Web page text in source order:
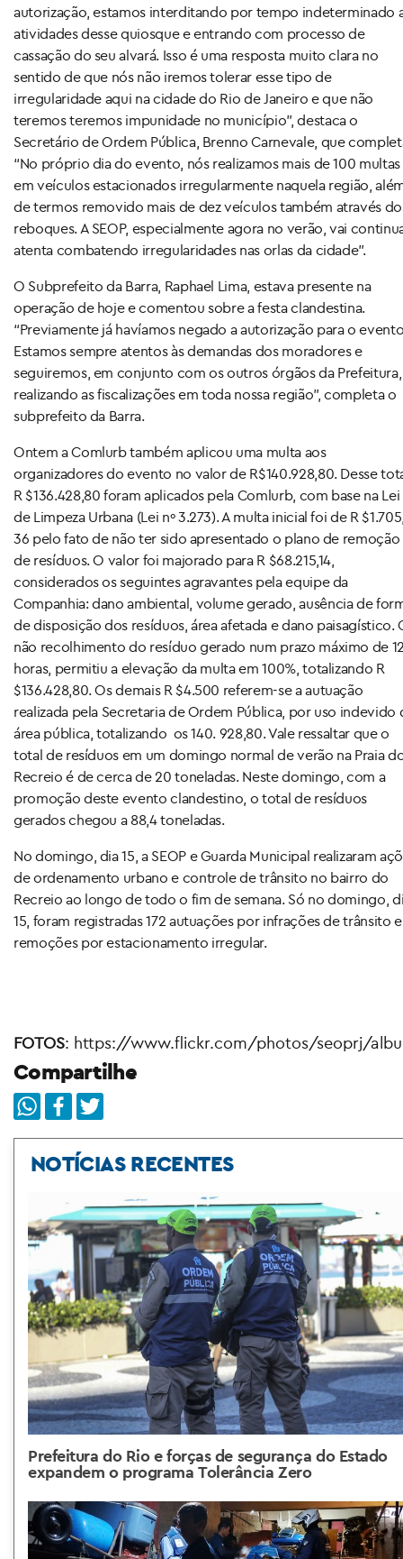
autorização, estamos interditando por tempo indeterminado
atividades desse quiosque e entrando com processo de
cassação do seu alvará. Isso é uma resposta muito clara no
sentido de que nós não iremos tolerar esse tipo de
irregularidade aqui na cidade do Rio de Janeiro e que não
teremos teremos impunidade no município”, destaca o
Secretário de Ordem Pública, Brenno Carnevale, que
“No próprio dia do evento, nós realizamos mais de 100 multas
em veículos estacionados irregularmente naquela região,
de termos removido mais de dez veículos também através
reboques. A SEOP, especialmente agora no verão, vai
atenta combatendo irregularidades nas orlas da cidade”.
O Subprefeito da Barra, Raphael Lima, estava presente na
operação de hoje e comentou sobre a festa clandestina.
“Previamente já havíamos negado a autorização para o
Estamos sempre atentos às demandas dos moradores e
seguiremos, em conjunto com os outros órgãos da Prefeitura,
realizando as fiscalizações em toda nossa região”, completa o
subprefeito da Barra.
Ontem a Comlurb também aplicou uma multa aos
organizadores do evento no valor de R$140.928,80. Desse
R $136.428,80 foram aplicados pela Comlurb, com base na Lei
de Limpeza Urbana (Lei nº 3.273). A multa inicial foi de R
36 pelo fato de não ter sido apresentado o plano de remoção
de resíduos. O valor foi majorado para R $68.215,14,
considerados os seguintes agravantes pela equipe da
Companhia: dano ambiental, volume gerado, ausência de
de disposição dos resíduos, área afetada e dano paisagístico.
não recolhimento do resíduo gerado num prazo máximo de
horas, permitiu a elevação da multa em 100%, totalizando R
$136.428,80. Os demais R $4.500 referem-se a autuação
realizada pela Secretaria de Ordem Pública, por uso indevido
área pública, totalizando os 140. 928,80. Vale ressaltar que o
total de resíduos em um domingo normal de verão na Praia
Recreio é de cerca de 20 toneladas. Neste domingo, com a
promoção deste evento clandestino, o total de resíduos
gerados chegou a 88,4 toneladas.
No domingo, dia 15, a SEOP e Guarda Municipal realizaram
de ordenamento urbano e controle de trânsito no bairro do
Recreio ao longo de todo o fim de semana. Só no domingo,
15, foram registradas 172 autuações por infrações de trânsito e
remoções por estacionamento irregular.
FOTOS: https://www.flickr.com/photos/seoprj/
Compartilhe
NOTÍCIAS RECENTES
Prefeitura do Rio e forças de segurança do Estado
expandem o programa Tolerância Zero